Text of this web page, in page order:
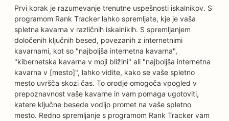
Prvi korak je razumevanje trenutne uspešnosti iskalnikov. S
programom Rank Tracker lahko spremljate, kje je vaša
spletna kavarna v različnih iskalnikih. S spremljanjem
določenih ključnih besed, povezanih z internetnimi
kavarnami, kot so "najboljša internetna kavarna",
"kibernetska kavarna v moji bližini" ali "najboljša internetna
kavarna v [mesto]", lahko vidite, kako se vaše spletno
mesto uvršča skozi čas. To orodje omogoča vpogled v
prepoznavnost vaše kavarne in vam pomaga ugotoviti,
katere ključne besede vodijo promet na vaše spletno
mesto. Redno spremljanje s programom Rank Tracker vam